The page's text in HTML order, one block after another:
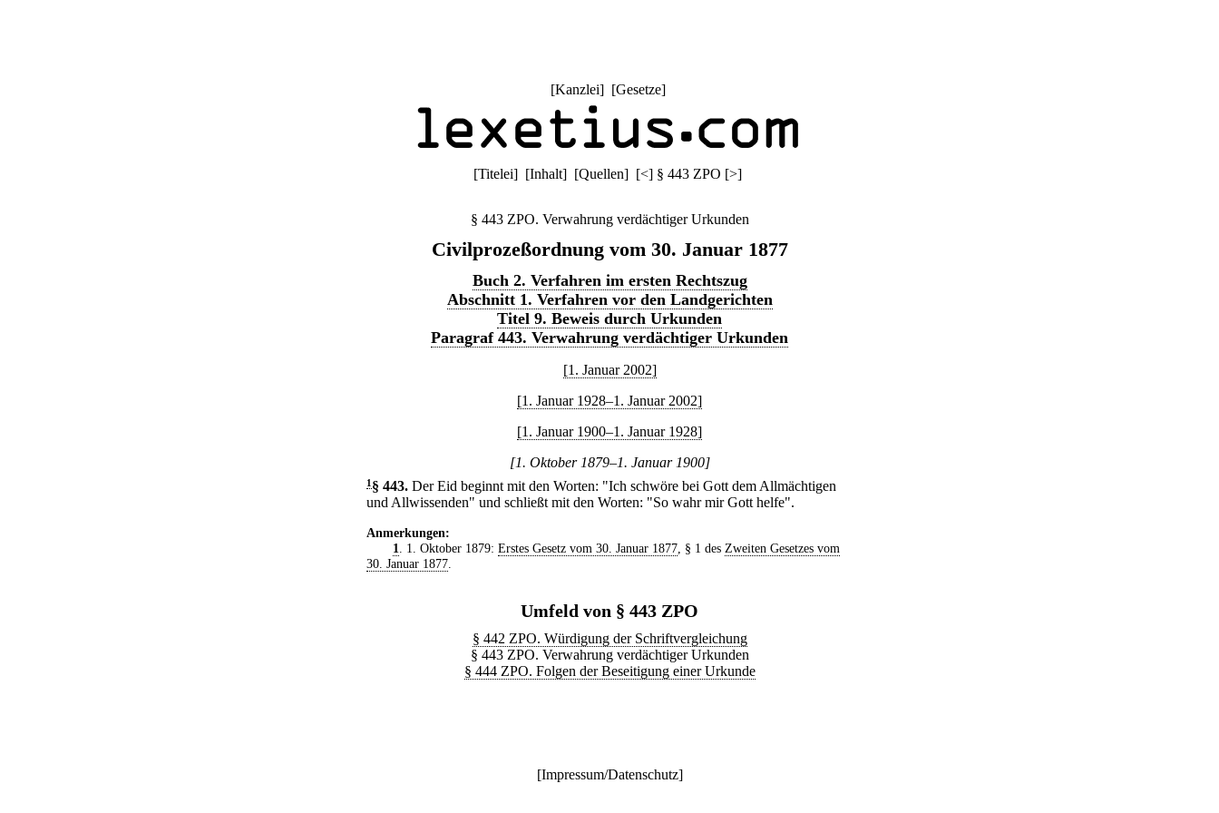
[Kanzlei] [Gesetze]
[Titelei] [Inhalt] [Quellen] [<] § 443 ZPO [>]
§ 443 ZPO. Verwahrung verdächtiger Urkunden
Civilprozeßordnung vom 30. Januar 1877
Buch 2. Verfahren im ersten Rechtszug
Abschnitt 1. Verfahren vor den Landgerichten
Titel 9. Beweis durch Urkunden
Paragraf 443. Verwahrung verdächtiger Urkunden
[1. Januar 2002]
[1. Januar 1928–1. Januar 2002]
[1. Januar 1900–1. Januar 1928]
[1. Oktober 1879–1. Januar 1900]
1 § 443. Der Eid beginnt mit den Worten: "Ich schwöre bei Gott dem Allmächtigen
und Allwissenden" und schließt mit den Worten: "So wahr mir Gott helfe".
Anmerkungen:
1
. 1. Oktober 1879: Erstes Gesetz vom 30. Januar 1877, § 1 des Zweiten Gesetzes vom
30. Januar 1877
Umfeld von § 443 ZPO
§ 442 ZPO. Würdigung der Schriftvergleichung
§ 443 ZPO. Verwahrung verdächtiger Urkunden
§ 444 ZPO. Folgen der Beseitigung einer Urkunde
[Impressum/Datenschutz]